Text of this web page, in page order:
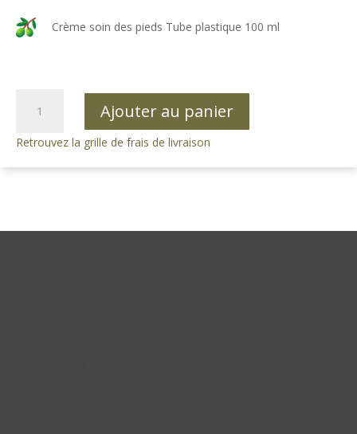
Crème soin des pieds Tube plastique 100 ml
des
Ajouter au panier
Retrouvez la grille de frais de livraison